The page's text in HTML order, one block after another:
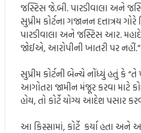
જસ્ટિસ જે.બી. પારડીવાલા અને
સુપ્રીમ કોર્ટના ગજાનન દત્તાત્રય
પારડીવાલા અને જસ્ટિસ આર.
જોઈએ, આરોપીની ખાતરી પર નહીં.”
સુપ્રીમ કોર્ટની બેન્ચે નોંધ્યું હતું કે
આગોતરા જામીન મંજૂર કરવા માટે
હોય, તો કોર્ટે યોગ્ય આદેશ પસાર
આ કિસ્સામાં, કોર્ટે કર્યા હતા